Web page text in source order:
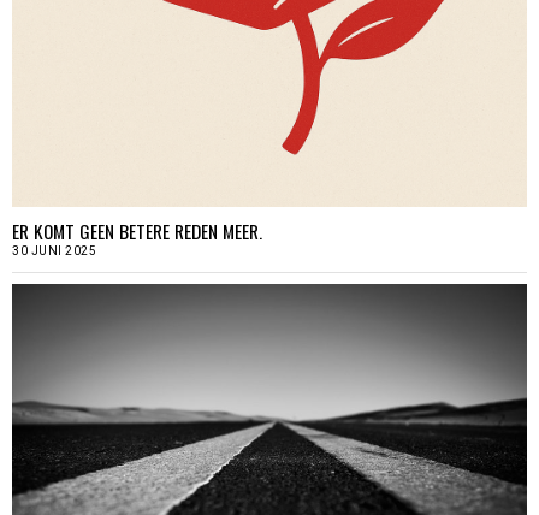
ER KOMT GEEN BETERE REDEN MEER.
30 JUNI 2025